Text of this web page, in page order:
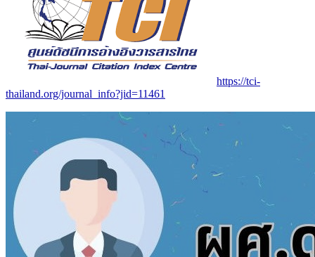
https://tci-
thailand.org/journal_info?jid=11461